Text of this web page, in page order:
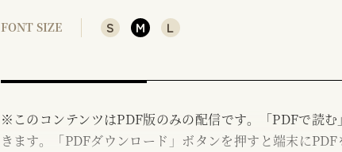
FONT SIZE S M L
※このコンテンツはPDF版のみの配信です。「PDFで読
きます。「PDFダウンロード」ボタンを押すと端末に